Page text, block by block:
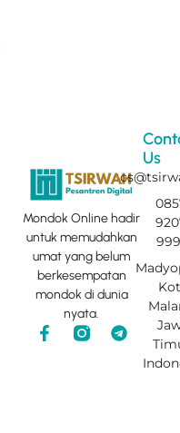
Mondok Online hadir
untuk memudahkan
umat yang belum
berkesempatan
mondok di dunia
nyata.
F
a
T
e
Us